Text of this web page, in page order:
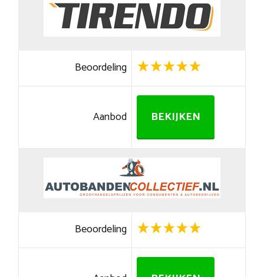
Beoordeling
Aanbod BEKIJKEN
Beoordeling